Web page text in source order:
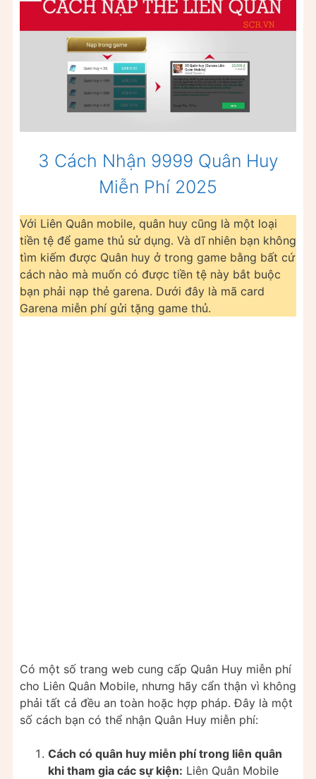
3 Cách Nhận 9999 Quân Huy
Miễn Phí 2025
Với Liên Quân mobile, quân huy cũng là một loại
tiền tệ để game thủ sử dụng. Và dĩ nhiên bạn không
tìm kiếm được Quân huy ở trong game bằng bất cứ
cách nào mà muốn có được tiền tệ này bắt buộc
bạn phải nạp thẻ garena. Dưới đây là mã card
Garena miễn phí gửi tặng game thủ.
Có một số trang web cung cấp Quân Huy miễn phí
cho Liên Quân Mobile, nhưng hãy cẩn thận vì không
phải tất cả đều an toàn hoặc hợp pháp. Đây là một
số cách bạn có thể nhận Quân Huy miễn phí:
Cách có quân huy miễn phí trong liên quân
khi tham gia các sự kiện: Liên Quân Mobile